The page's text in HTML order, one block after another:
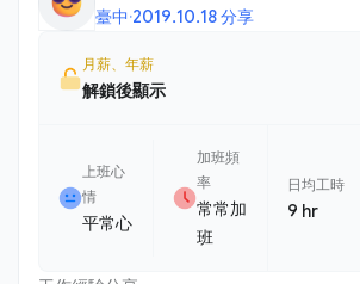
臺中·2019.10.18 分享
月薪、年薪
解鎖後顯示
上班心
情
平常心
加班頻
率
常常加
班
日均工時
9 hr